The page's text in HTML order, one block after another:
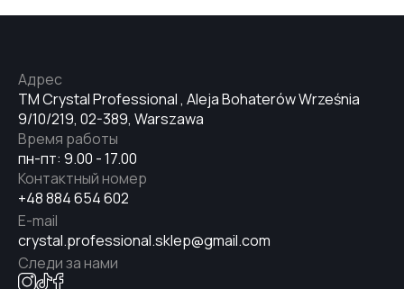
TM Crystal Professional , Aleja Bohaterów Września
9/10/219, 02-389, Warszawa
Адрес
пн-пт: 9.00 - 17.00
Время работы
+48 884 654 602
Контактный номер
crystal.professional.sklep@gmail.com
E-mail
Следи за нами